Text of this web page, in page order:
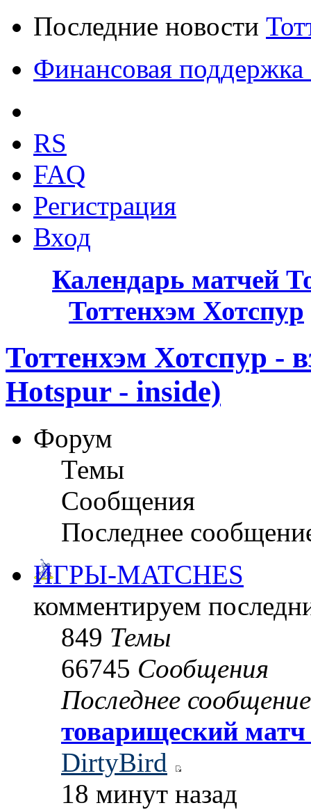
Последние новости
Финансовая поддержка
RS
FAQ
Регистрация
Вход
Календарь матчей
Тоттенхэм Хотспур
Тоттенхэм Хотспур -
Hotspur - inside)
Форум
Темы
Сообщения
Последнее
ИГРЫ-MATCHES
комментируем
849 Темы
66745 Сообщения
Последнее сообщение
товарищеский матч
DirtyBird
18 минут назад